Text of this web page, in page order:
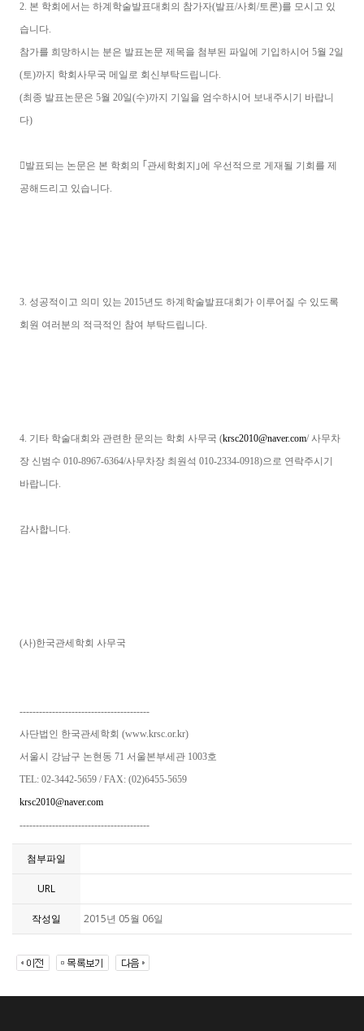
2. 본 학회에서는 하계학술발표대회의 참가자(발표/사회/토론)를 모시고 있
습니다.
참가를 희망하시는 분은 발표논문 제목을 첨부된 파일에 기입하시어 5월 2일
(토)까지 학회사무국 메일로 회신부탁드립니다.
(최종 발표논문은 5월 20일(수)까지 기일을 엄수하시어 보내주시기 바랍니
다)
󰠂발표되는 논문은 본 학회의 ｢관세학회지｣에 우선적으로 게재될 기회를 제
공해드리고 있습니다.
3. 성공적이고 의미 있는 2015년도 하계학술발표대회가 이루어질 수 있도록
회원 여러분의 적극적인 참여 부탁드립니다.
4. 기타 학술대회와 관련한 문의는 학회 사무국 (krsc2010@naver.com/ 사무차
장 신범수 010-8967-6364/사무차장 최원석 010-2334-0918)으로 연락주시기
바랍니다.
감사합니다.
(사)한국관세학회 사무국
----------------------------------------
사단법인 한국관세학회 (www.krsc.or.kr)
서울시 강남구 논현동 71 서울본부세관 1003호
TEL: 02-3442-5659 / FAX: (02)6455-5659
krsc2010@naver.com
----------------------------------------
첨부파일
URL
작성일 2015년 05월 06일